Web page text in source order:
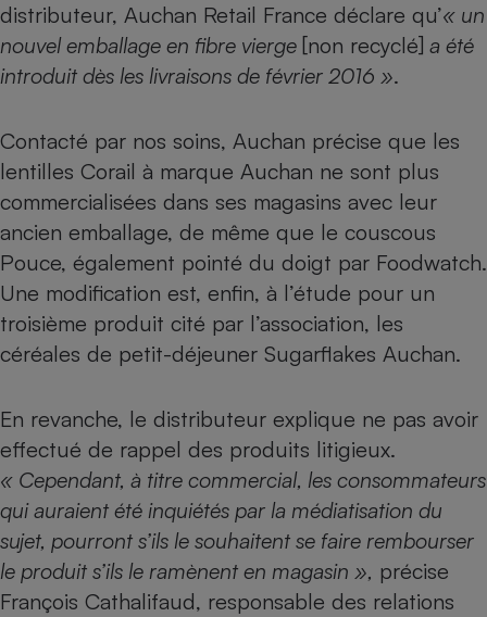
distributeur, Auchan Retail France déclare qu’« un
nouvel emballage en fibre vierge [non recyclé] a été
introduit dès les livraisons de février 2016 ».
Contacté par nos soins, Auchan précise que les
lentilles Corail à marque Auchan ne sont plus
commercialisées dans ses magasins avec leur
ancien emballage, de même que le couscous
Pouce, également pointé du doigt par Foodwatch.
Une modification est, enfin, à l’étude pour un
troisième produit cité par l’association, les
céréales de petit-déjeuner Sugarflakes Auchan.
En revanche, le distributeur explique ne pas avoir
effectué de rappel des produits litigieux.
« Cependant, à titre commercial, les consommateurs
qui auraient été inquiétés par la médiatisation du
sujet, pourront s’ils le souhaitent se faire rembourser
le produit s’ils le ramènent en magasin », précise
François Cathalifaud, responsable des relations